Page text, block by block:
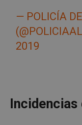
— POLICÍA
2019
Incidencias